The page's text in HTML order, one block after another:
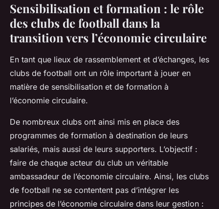
Sensibilisation et formation : le rôle
des clubs de football dans la
transition vers l’économie circulaire
En tant que lieux de rassemblement et d’échanges, les
clubs de football ont un rôle important à jouer en
matière de sensibilisation et de formation à
l’économie circulaire.
De nombreux clubs ont ainsi mis en place des
programmes de formation à destination de leurs
salariés, mais aussi de leurs supporters. L’objectif :
faire de chaque acteur du club un véritable
ambassadeur de l’économie circulaire. Ainsi, les clubs
de football ne se contentent pas d’intégrer les
principes de l’économie circulaire dans leur gestion :